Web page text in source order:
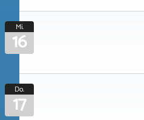
Mi.
16
Do.
17